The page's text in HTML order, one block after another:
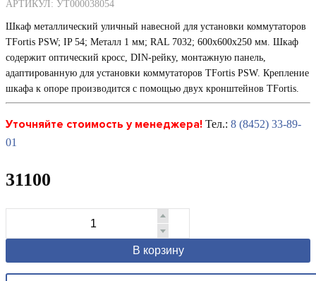
АРТИКУЛ: УТ000038054
Шкаф металлический уличный навесной для установки коммутаторов
TFortis PSW; IP 54; Металл 1 мм; RAL 7032; 600х600х250 мм. Шкаф
содержит оптический кросс, DIN-рейку, монтажную панель,
адаптированную для установки коммутаторов TFortis PSW. Крепление
шкафа к опоре производится с помощью двух кронштейнов TFortis.
Уточняйте стоимость у менеджера! Тел.: 8 (8452) 33-89-
01
31100
В корзину